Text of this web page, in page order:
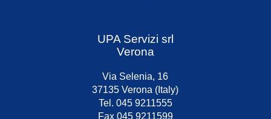
UPA Servizi srl
Verona
Via Selenia, 16
37135 Verona (Italy)
Tel. 045 9211555
Fax 045 9211599